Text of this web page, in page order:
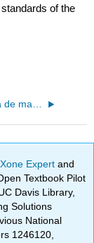
of the
1.2: Aritmética de maraña
Expertand
Textbook Pilot
Davis Library,
Solutions
National
1246120,